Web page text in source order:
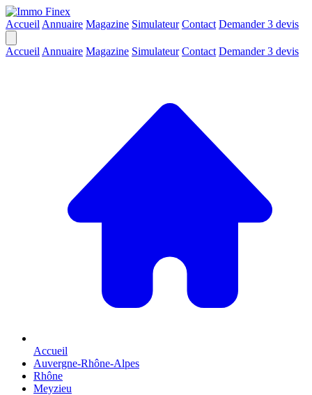
Accueil Annuaire Magazine Simulateur Contact Demander 3 devis
Accueil Annuaire Magazine Simulateur Contact Demander 3 devis
Accueil
Auvergne-Rhône-Alpes
Rhône
Meyzieu